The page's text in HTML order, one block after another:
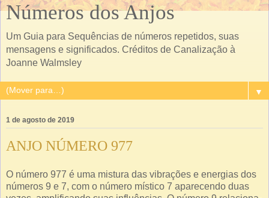
Números dos Anjos
Um Guia para Sequências de números repetidos, suas
mensagens e significados. Créditos de Canalização à
Joanne Walmsley
▼
1 de agosto de 2019
ANJO NÚMERO 977
O número 977 é uma mistura das vibrações e energias dos
números 9 e 7, com o número místico 7 aparecendo duas